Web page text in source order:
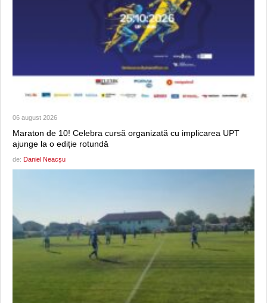
06 august 2026
Maraton de 10! Celebra cursă organizată cu implicarea UPT
ajunge la o ediție rotundă
de: Daniel Neacșu